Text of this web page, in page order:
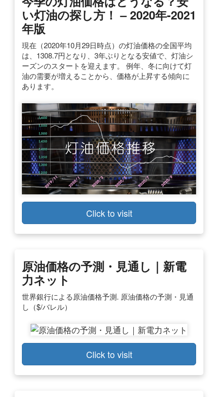
い灯油の探し方！ – 2020年-2021
年版
現在（2020年10月29日時点）の灯油価格の全国平均
は、1308.7円となり、3年ぶりとなる安値で、灯油シ
ーズンのスタートを迎えます。 例年、冬に向けて灯
油の需要が増えることから、価格が上昇する傾向に
あります。
Click to visit
原油価格の予測・見通し｜新電
力ネット
世界銀行による原油価格予測. 原油価格の予測・見通
し（$/バレル）
Click to visit